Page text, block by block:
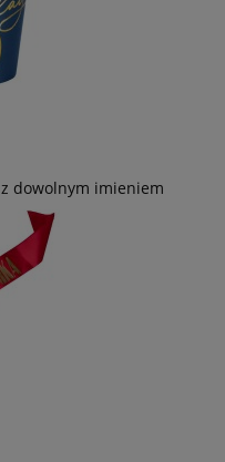
dowolnym imieniem